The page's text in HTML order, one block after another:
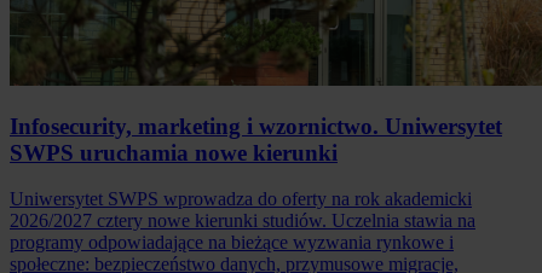
Infosecurity, marketing i wzornictwo. Uniwersytet
SWPS uruchamia nowe kierunki
Uniwersytet SWPS wprowadza do oferty na rok akademicki
2026/2027 cztery nowe kierunki studiów. Uczelnia stawia na
programy odpowiadające na bieżące wyzwania rynkowe i
społeczne: bezpieczeństwo danych, przymusowe migracje,